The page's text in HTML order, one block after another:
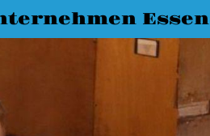
Essen